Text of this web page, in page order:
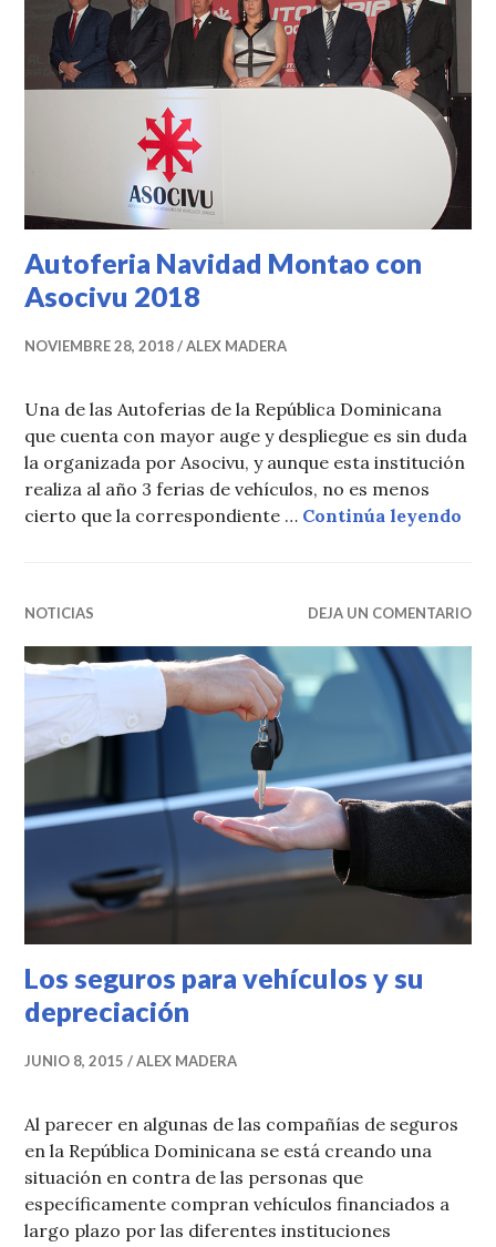
Autoferia Navidad Montao con
Asocivu 2018
NOVIEMBRE 28, 2018 ALEX MADERA
Una de las Autoferias de la República Dominicana
que cuenta con mayor auge y despliegue es sin duda
la organizada por Asocivu, y aunque esta institución
realiza al año 3 ferias de vehículos, no es menos
cierto que la correspondiente … Continúa leyendo
NOTICIAS DEJA UN COMENTARIO
Los seguros para vehículos y su
depreciación
JUNIO 8, 2015 ALEX MADERA
Al parecer en algunas de las compañías de seguros
en la República Dominicana se está creando una
situación en contra de las personas que
específicamente compran vehículos financiados a
largo plazo por las diferentes instituciones